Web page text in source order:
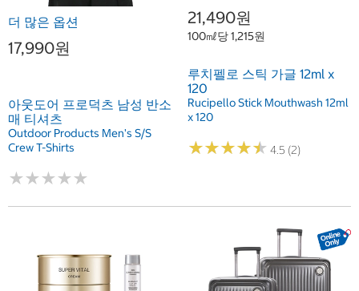
더 많은 옵션
17,990원
아웃도어 프로덕츠 남성 반소
매 티셔츠
Outdoor Products Men's S/S
Crew T-Shirts
★★★★★
★★★★★
21,490원
100㎖당 1,215원
루치펠로 스틱 가글 12ml x
120
Rucipello Stick Mouthwash 12ml
x 120
★★★★★
★★★★★ 4.5 (2)